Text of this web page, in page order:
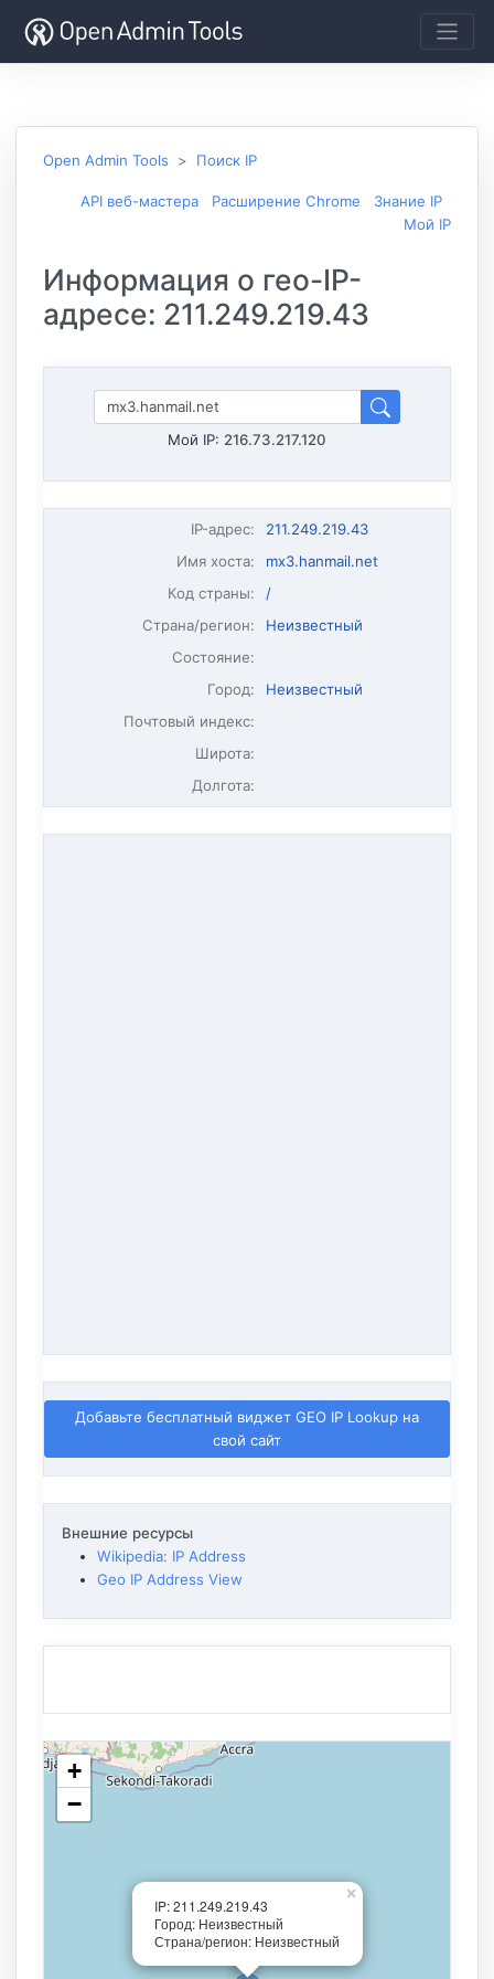
Open Admin Tools Поиск IP
API веб-мастера Расширение Chrome
Знание IP
Мой IP
Информация о гео-IP-
адресе: 211.249.219.43
Мой IP: 216.73.217.120
IP-адрес:
211.249.219.43
Имя хоста:
mx3.hanmail.net
Код страны:
/
Страна/регион:
Неизвестный
Состояние:
Город:
Неизвестный
Почтовый индекс:
Широта:
Долгота:
Добавьте бесплатный виджет GEO IP Lookup на
свой сайт
Внешние ресурсы
Wikipedia: IP Address
Geo IP Address View
IP: 211.249.219.43
Город: Неизвестный
Страна/регион: Неизвестный
×
+
−